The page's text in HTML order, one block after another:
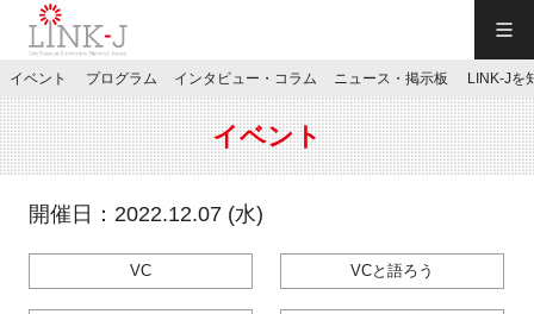
JP／EN
特別会員専用メニュー
イベント プログラム インタビュー・コラム ニュース・掲示板 LINK-Jを
イベント
開催日：2022.12.07 (水)
VC VCと語ろう